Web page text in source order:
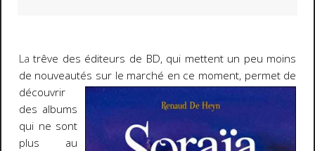
La trêve des éditeurs de BD, qui mettent un peu moins
de nouveautés sur le marché en ce moment, permet de
découvrir
des albums
qui ne sont
plus au